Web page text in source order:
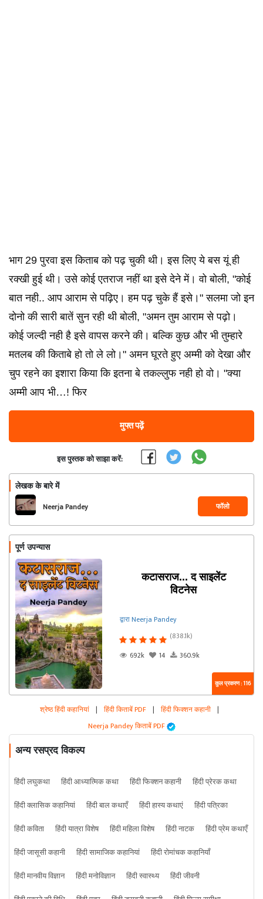
भाग 29 पुरवा इस किताब को पढ़ चुकी थी। इस लिए ये बस यूं ही
रक्खी हुई थी। उसे कोई एतराज नहीं था इसे देने में। वो बोली, "कोई
बात नही.. आप आराम से पढ़िए। हम पढ़ चुके हैं इसे।" सलमा जो इन
दोनो की सारी बातें सुन रही थी बोली, "अमन तुम आराम से पढ़ो।
कोई जल्दी नही है इसे वापस करने की। बल्कि कुछ और भी तुम्हारे
मतलब की किताबे हो तो ले लो।" अमन घूरते हुए अम्मी को देखा और
चुप रहने का इशारा किया कि इतना बे तकल्लुफ नही हो वो। "क्या
अम्मी आप भी…! फिर
मुफ्त पढ़ें
इस पुस्तक को साझा करें:
लेखक के बारे में
Neerja Pandey फॉलो
पूर्ण उपन्यास
कटासराज... द साइलेंट
विटनेस
द्वारा Neerja Pandey
(838.1k)
692k
14 360.9k
कुल प्रकरण : 116
श्रेष्ठ हिंदी कहानियां | हिंदी किताबें PDF | हिंदी फिक्शन कहानी |
Neerja Pandey किताबें PDF
अन्य रसप्रद विकल्प
हिंदी लघुकथा हिंदी आध्यात्मिक कथा हिंदी फिक्शन कहानी
हिंदी प्रेरक कथा
हिंदी क्लासिक कहानियां
हिंदी बाल कथाएँ हिंदी हास्य कथाएं
हिंदी पत्रिका
हिंदी कविता
हिंदी यात्रा विशेष हिंदी महिला विशेष हिंदी नाटक
हिंदी प्रेम कथाएँ
हिंदी जासूसी कहानी
हिंदी सामाजिक कहानियां
हिंदी रोमांचक कहानियाँ
हिंदी मानवीय विज्ञान
हिंदी मनोविज्ञान हिंदी स्वास्थ्य
हिंदी जीवनी